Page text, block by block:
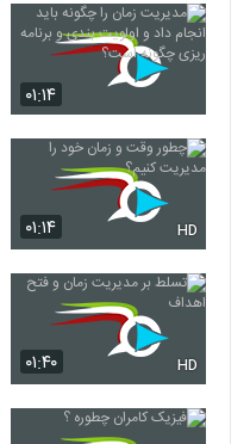
۰۱:۱۴
۰۱:۱۴ HD
۰۱:۴۰ HD